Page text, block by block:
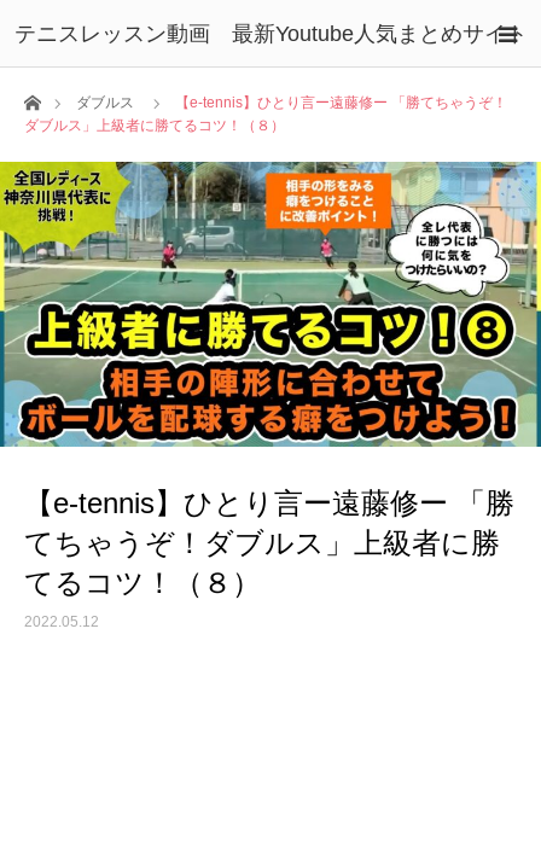
テニスレッスン動画 最新Youtube人気まとめサイト
ホームダブルス
【e-tennis】ひとり言ー遠藤修ー 「勝てちゃうぞ！
ダブルス」上級者に勝てるコツ！（８）
【e-tennis】ひとり言ー遠藤修ー 「勝
てちゃうぞ！ダブルス」上級者に勝
てるコツ！（８）
2022.05.12